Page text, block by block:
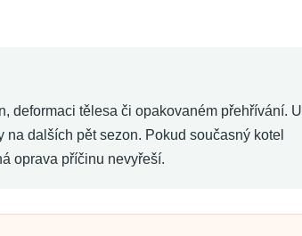
deformaci tělesa či opakovaném přehřívání. U
dalších pět sezon. Pokud současný kotel
oprava příčinu nevyřeší.